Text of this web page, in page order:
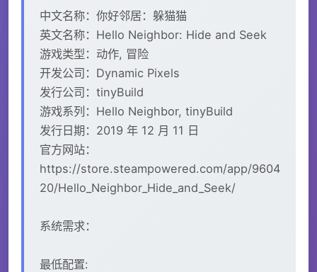
中文名称：你好邻居：躲猫猫
英文名称：Hello Neighbor: Hide and Seek
游戏类型：动作, 冒险
开发公司：Dynamic Pixels
发行公司：tinyBuild
游戏系列：Hello Neighbor, tinyBuild
发行日期：2019 年 12 月 11 日
官方网站：
https://store.steampowered.com/app/9604
20/Hello_Neighbor_Hide_and_Seek/
系统需求：
最低配置: